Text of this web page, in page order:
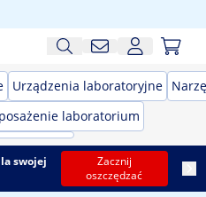
Urządzenia laboratoryjne
laboratorium
swojej
Zacznij
oszczędzać